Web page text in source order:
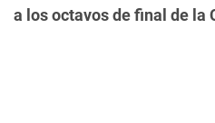
a los octavos de final de la